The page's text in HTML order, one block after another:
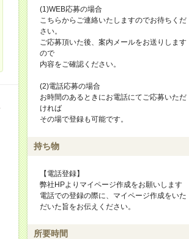
(1)WEB応募の場合
こちらからご連絡いたしますのでお待ちくだ
さい。
ご応募頂いた後、案内メールをお送りします
ので
内容をご確認ください。
(2)電話応募の場合
お時間のあるときにお電話にてご応募いただ
ければ
その場で登録も可能です。
持ち物
【電話登録】
弊社HPよりマイページ作成をお願いします
電話での登録の際に、マイページ作成をいた
だいた旨をお伝えください。
所要時間